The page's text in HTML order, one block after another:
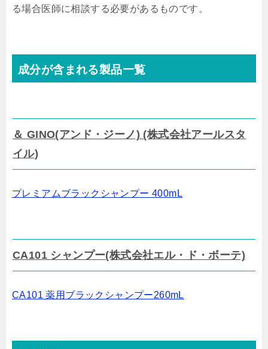
る場合医師に相談する必要があるものです。
成分が含まれる製品一覧
＆ GINO(アンド・ジーノ) (株式会社アールスタ
イル)
プレミアムブラックシャンプー 400mL
CA101 シャンプー(株式会社エル・ド・ボーテ)
CA101 薬用ブラックシャンプー260mL